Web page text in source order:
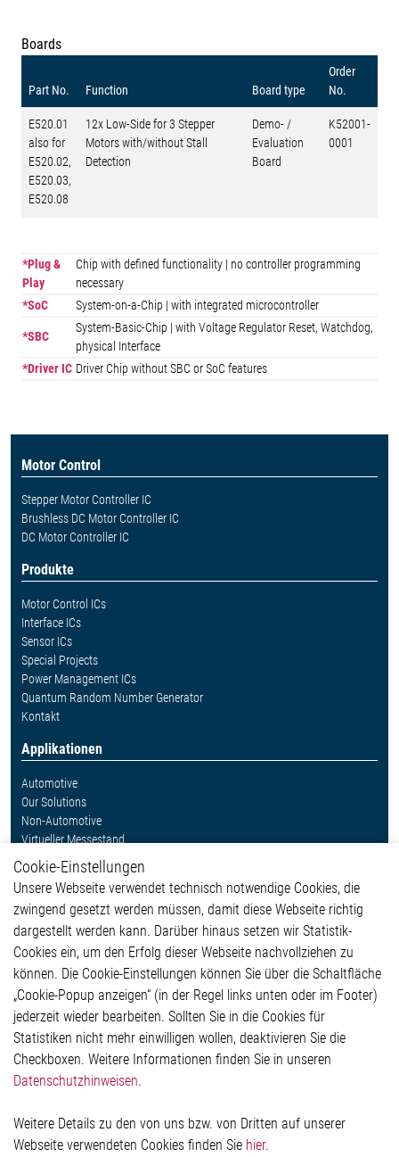
Boards
Part No. Function Board type
Order
No.
E520.01
also for
E520.02,
E520.03,
E520.08
12x Low-Side for 3 Stepper
Motors with/without Stall
Detection
Demo- /
Evaluation
Board
K52001-
0001
*Plug &
Play
Chip with defined functionality | no controller programming
necessary
*SoC
System-on-a-Chip | with integrated microcontroller
*SBC
System-Basic-Chip | with Voltage Regulator Reset, Watchdog,
physical Interface
*Driver IC Driver Chip without SBC or SoC features
Motor Control
Stepper Motor Controller IC
Brushless DC Motor Controller IC
DC Motor Controller IC
Produkte
Motor Control ICs
Interface ICs
Sensor ICs
Special Projects
Power Management ICs
Quantum Random Number Generator
Kontakt
Applikationen
Automotive
Our Solutions
Non-Automotive
Virtueller Messestand
Weitere Links
Glossar
Kontakt
Hinweisgeberschutzsystem
Impressum
Datenschutzerklärung
Cookie-Popup anzeigen
Elmos Semiconductor SE
Werkstättenstraße 18
Cookie-Einstellungen
Unsere Webseite verwendet technisch notwendige Cookies, die
zwingend gesetzt werden müssen, damit diese Webseite richtig
dargestellt werden kann. Darüber hinaus setzen wir Statistik-
Cookies ein, um den Erfolg dieser Webseite nachvollziehen zu
können. Die Cookie-Einstellungen können Sie über die Schaltfläche
„Cookie-Popup anzeigen“ (in der Regel links unten oder im Footer)
jederzeit wieder bearbeiten. Sollten Sie in die Cookies für
Statistiken nicht mehr einwilligen wollen, deaktivieren Sie die
Checkboxen. Weitere Informationen finden Sie in unseren
Datenschutzhinweisen.
Weitere Details zu den von uns bzw. von Dritten auf unserer
Webseite verwendeten Cookies finden Sie hier.